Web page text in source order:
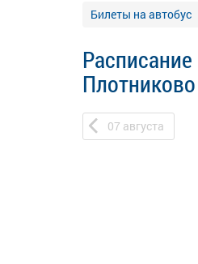
Билеты на автобус
Плотниково
07 августа